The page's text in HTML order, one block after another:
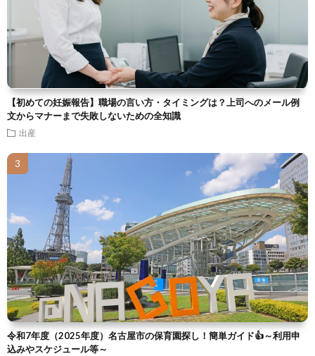
【初めての妊娠報告】職場の言い方・タイミングは？上司へのメール例
文からマナーまで失敗しないための全知識
出産
令和7年度（2025年度）名古屋市の保育園探し！簡単ガイド👍～利用申
込みやスケジュール等～